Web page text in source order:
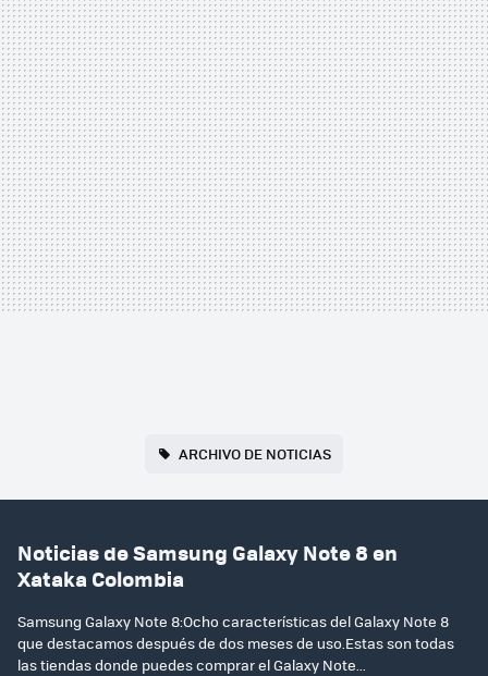
ARCHIVO DE NOTICIAS
Noticias de Samsung Galaxy Note 8 en
Xataka Colombia
Samsung Galaxy Note 8:Ocho características del Galaxy Note 8
que destacamos después de dos meses de uso.Estas son todas
las tiendas donde puedes comprar el Galaxy Note...